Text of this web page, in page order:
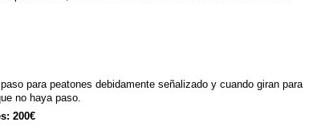
para peatones debidamente señalizado y cuando giran para
no haya paso.
200€